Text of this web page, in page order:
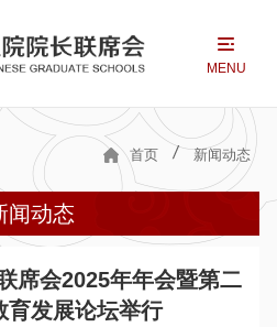
MENU
首页 新闻动态
闻动态
席会2025年年会暨第二
育发展论坛举行